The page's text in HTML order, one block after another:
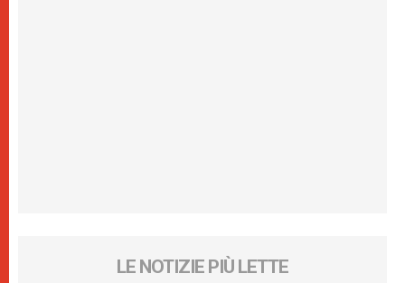
LE NOTIZIE PIÙ LETTE